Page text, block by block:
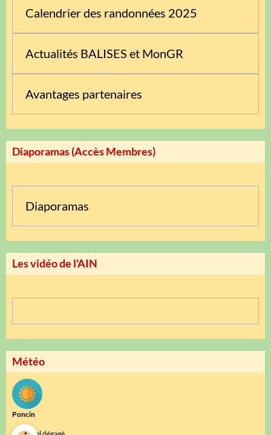
Calendrier des randonnées 2025
Actualités BALISES et MonGR
Avantages partenaires
Diaporamas (Accès Membres)
Diaporamas
Les vidéo de l'AIN
Météo
Poncin
°C